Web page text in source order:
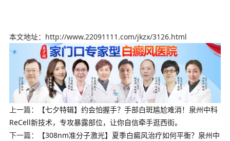
本文地址：http://www.22091111.com/jkzx/3126.html
上一篇：
【七夕特辑】约会怕握手？手部白斑尴尬难消！泉州中科
ReCell新技术，专攻暴露部位，让你自信牵手逛西街。
下一篇：
【308nm准分子激光】夏季白癜风治疗如何平衡？泉州中